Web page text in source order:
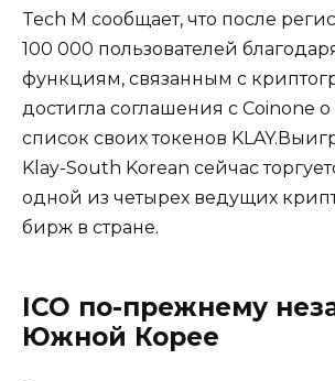
Tech M сообщает, что после
100 000 пользователей
функциям, связанным с
достигла соглашения с Coinone
список своих токенов
Klay-South Korean сейчас
одной из четырех ведущих
бирж в стране.
ICO по-прежнему
Южной Корее